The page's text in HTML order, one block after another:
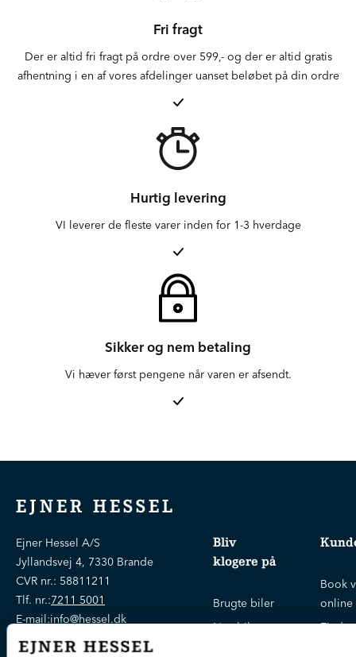
Fri fragt
Der er altid fri fragt på ordre over 599,- og der er altid gratis
afhentning i en af vores afdelinger uanset beløbet på din ordre
Hurtig levering
VI leverer de fleste varer inden for 1-3 hverdage
Sikker og nem betaling
Vi hæver først pengene når varen er afsendt.
EJNER HESSEL
Ejner Hessel A/S
Jyllandsvej 4, 7330 Brande
CVR nr.: 58811211
Tlf. nr.:7211 5001
E-mail:info@hessel.dk
Bliv
klogere på
Brugte biler
Nye biler
Book
online
Find